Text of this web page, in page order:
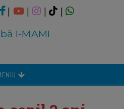
| | |
|
I-MAMI